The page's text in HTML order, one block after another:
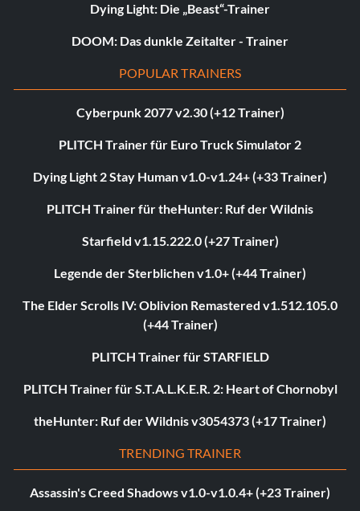
Dying Light: Die „Beast“-Trainer
DOOM: Das dunkle Zeitalter - Trainer
POPULAR TRAINERS
Cyberpunk 2077 v2.30 (+12 Trainer)
PLITCH Trainer für Euro Truck Simulator 2
Dying Light 2 Stay Human v1.0-v1.24+ (+33 Trainer)
PLITCH Trainer für theHunter: Ruf der Wildnis
Starfield v1.15.222.0 (+27 Trainer)
Legende der Sterblichen v1.0+ (+44 Trainer)
The Elder Scrolls IV: Oblivion Remastered v1.512.105.0
(+44 Trainer)
PLITCH Trainer für STARFIELD
PLITCH Trainer für S.T.A.L.K.E.R. 2: Heart of Chornobyl
theHunter: Ruf der Wildnis v3054373 (+17 Trainer)
TRENDING TRAINER
Assassin's Creed Shadows v1.0-v1.0.4+ (+23 Trainer)